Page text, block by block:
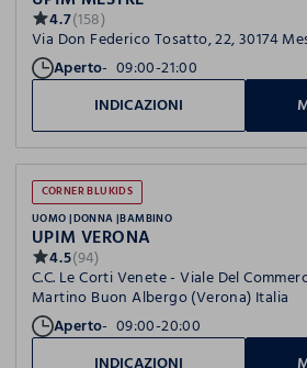
4.7(158)
Via Don Federico Tosatto, 22, 30174
Aperto 09:00-21:00
INDICAZIONI
CORNER BLUKIDS
UOMO DONNA BAMBINO
UPIM VERONA
4.5(94)
C.C. Le Corti Venete - Viale Del
Martino Buon Albergo (Verona) Italia
Aperto 09:00-20:00